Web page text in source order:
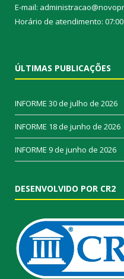
E-mail:
Horário de atendimento:
ÚLTIMAS PUBLICAÇÕES
INFORME 30 de julho de 2026
INFORME 18 de junho de 2026
INFORME 9 de junho de 2026
DESENVOLVIDO POR CR2